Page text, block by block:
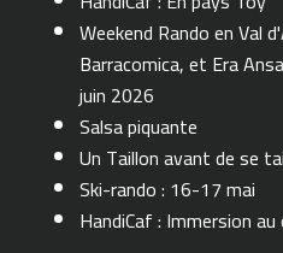
Weekend Rando en Val
Barracomica, et Era
juin 2026
Salsa piquante
Un Taillon avant de se
Ski-rando : 16-17 mai
HandiCaf : Immersion